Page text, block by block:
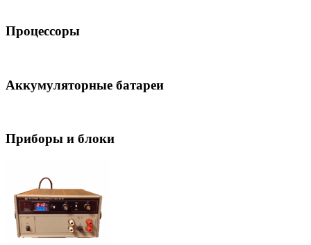
Процессоры
Аккумуляторные батареи
Приборы и блоки